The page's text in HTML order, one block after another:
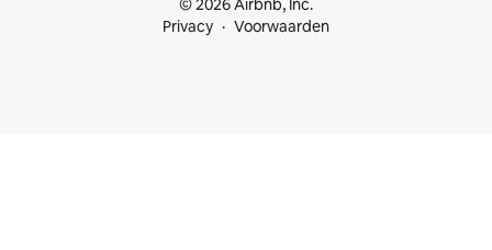
© 2026 Airbnb, Inc.
Privacy
Voorwaarden